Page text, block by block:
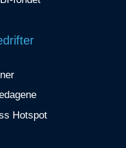
Hotspot